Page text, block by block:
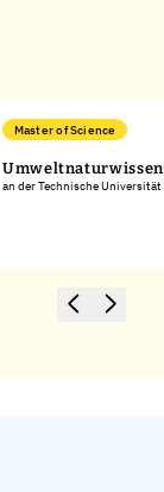
Master of Science
an der Technische